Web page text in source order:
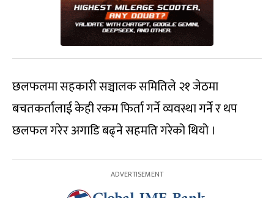
छलफलमा सहकारी सञ्चालक समितिले २१ जेठमा
बचतकर्तालाई केही रकम फिर्ता गर्ने व्यवस्था गर्ने र थप
छलफल गरेर अगाडि बढ्ने सहमति गरेको थियो ।